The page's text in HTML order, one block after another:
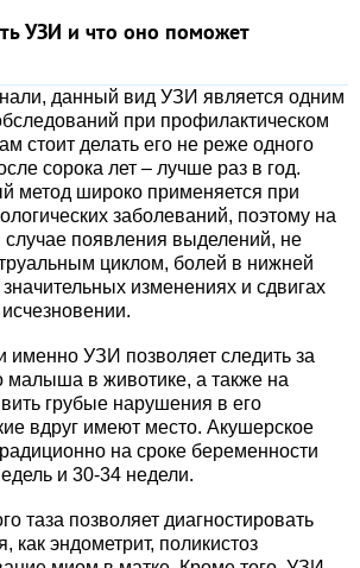
УЗИ и что оно поможет
данный вид УЗИ является одним
при профилактическом
стоит делать его не реже одного
сорока лет – лучше раз в год.
метод широко применяется при
заболеваний, поэтому на
случае появления выделений, не
циклом, болей в нижней
изменениях и сдвигах
именно УЗИ позволяет следить за
малыша в животике, а также на
грубые нарушения в его
вдруг имеют место. Акушерское
на сроке беременности
и 30-34 недели.
таза позволяет диагностировать
как эндометрит, поликистоз